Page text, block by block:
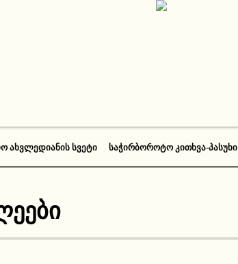
ᲐᲮᲕᲚᲔᲓᲘᲐᲜᲘᲡ ᲡᲕᲔᲢᲘ ᲡᲐᲭᲘᲠᲑᲝᲠᲝᲢᲝ ᲙᲘᲗᲮᲕᲐ-ᲞᲐᲡᲣᲮᲘ